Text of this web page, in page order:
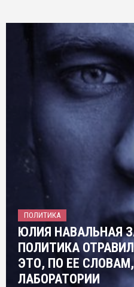
ПОЛИТИКА
ЮЛИЯ НАВАЛЬНАЯ
ПОЛИТИКА
ЭТО, ПО ЕЕ
ЛАБОРАТОРИИ